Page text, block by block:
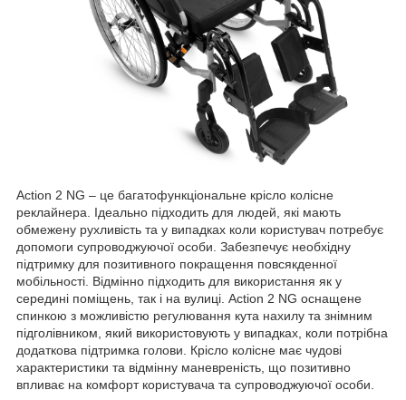
Action 2 NG – це багатофункціональне крісло колісне
реклайнера. Ідеально підходить для людей, які мають
обмежену рухливість та у випадках коли користувач потребує
допомоги супроводжуючої особи. Забезпечує необхідну
підтримку для позитивного покращення повсякденної
мобільності. Відмінно підходить для використання як у
середині поміщень, так і на вулиці. Action 2 NG оснащене
спинкою з можливістю регулювання кута нахилу та знімним
підголівником, який використовують у випадках, коли потрібна
додаткова підтримка голови. Крісло колісне має чудові
характеристики та відмінну маневреність, що позитивно
впливає на комфорт користувача та супроводжуючої особи.